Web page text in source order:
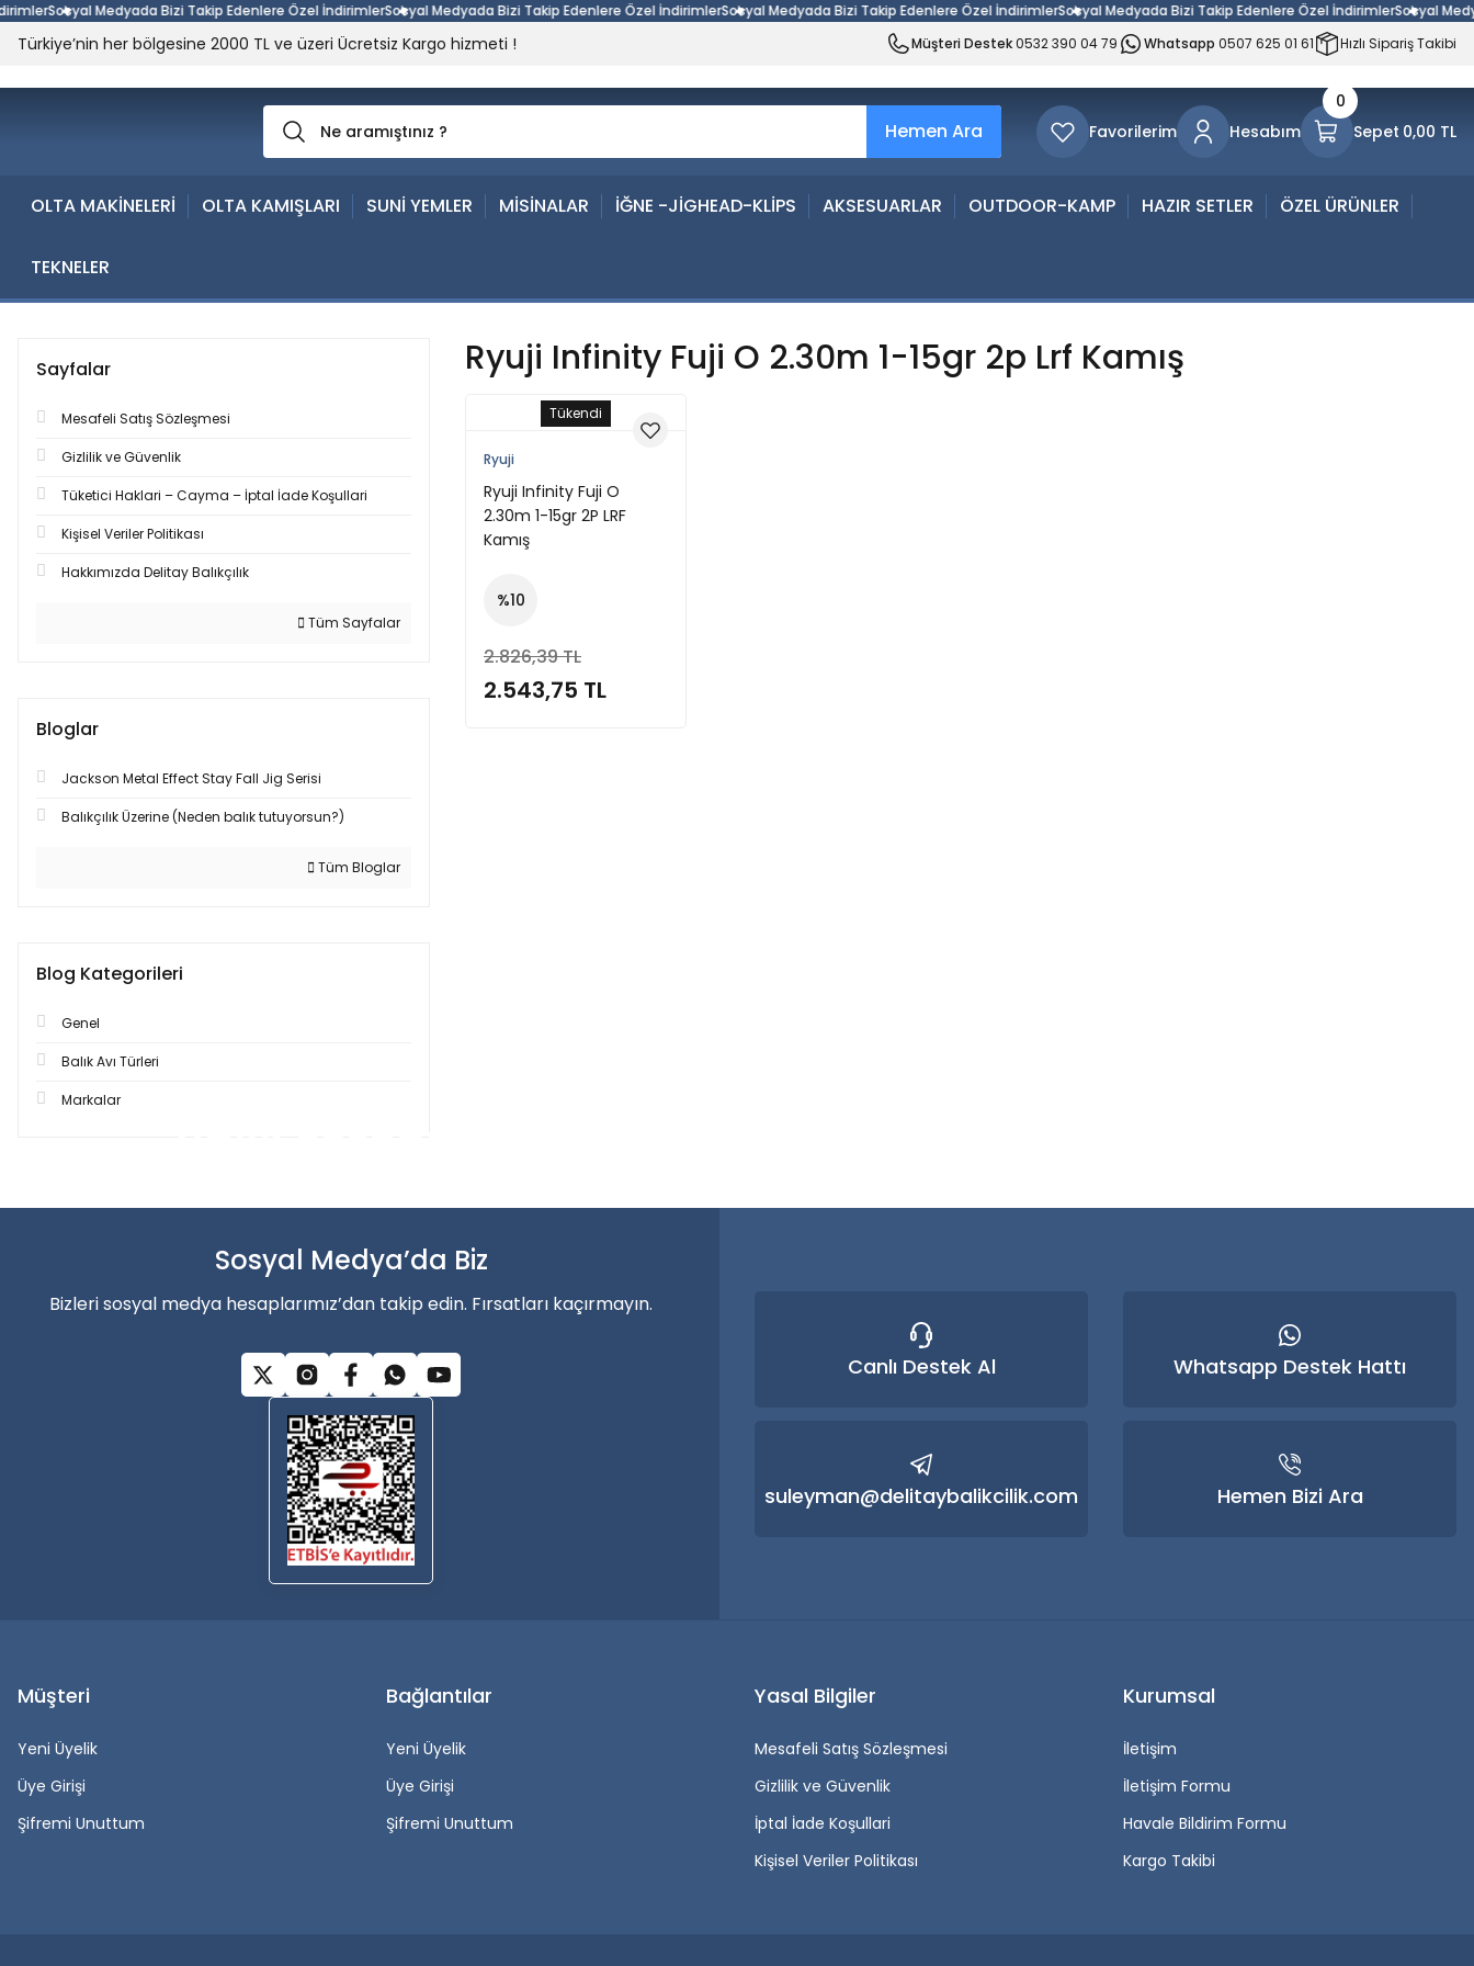
Sosyal Medyada Bizi Takip Edenlere Özel İndirimlerSosyal Medyada Bizi Takip Edenlere Özel İndirimlerSosyal Medyada Bizi Takip Edenlere Özel İndirimlerSosyal Medyada Bizi Takip Edenlere Özel İndirimlerSosyal
Türkiye’nin her bölgesine 2000 TL ve üzeri Ücretsiz Kargo hizmeti ! Müşteri Destek0532 390 04 79 Whatsapp 0507 625 01 61 Hızlı Sipariş Takibi
Hemen Ara Favorilerim Hesabım Sepet 0,00 TL
0
OLTA MAKİNELERİ OLTA KAMIŞLARI SUNİ YEMLER MİSİNALAR İĞNE -JİGHEAD-KLİPS AKSESUARLAR OUTDOOR-KAMP HAZIR SETLER ÖZEL ÜRÜNLER
TEKNELER
Sayfalar
Mesafeli Satış Sözleşmesi
Gizlilik ve Güvenlik
Tüketici Haklari – Cayma – İptal İade Koşullari
Kişisel Veriler Politikası
Hakkımızda Delitay Balıkçılık
Tüm Sayfalar
Bloglar
Jackson Metal Effect Stay Fall Jig Serisi
Balıkçılık Üzerine (Neden balık tutuyorsun?)
Tüm Bloglar
Blog Kategorileri
Genel
Balık Avı Türleri
Markalar
Ryuji Infinity Fuji O 2.30m 1-15gr 2p Lrf Kamış
Tükendi
Ryuji
Ryuji Infinity Fuji O
2.30m 1-15gr 2P LRF
Kamış
%10
2.826,39 TL
2.543,75 TL
Stokta Yok
Alışverişe Başla
Sosyal Medya’da Biz
Bizleri sosyal medya hesaplarımız’dan takip edin. Fırsatları kaçırmayın.
Canlı Destek Al Whatsapp Destek Hattı
suleyman@delitaybalikcilik.com Hemen Bizi Ara
Müşteri
Yeni Üyelik
Üye Girişi
Şifremi Unuttum
Bağlantılar
Yeni Üyelik
Üye Girişi
Şifremi Unuttum
Yasal Bilgiler
Mesafeli Satış Sözleşmesi
Gizlilik ve Güvenlik
İptal İade Koşullari
Kişisel Veriler Politikası
Kurumsal
İletişim
İletişim Formu
Havale Bildirim Formu
Kargo Takibi